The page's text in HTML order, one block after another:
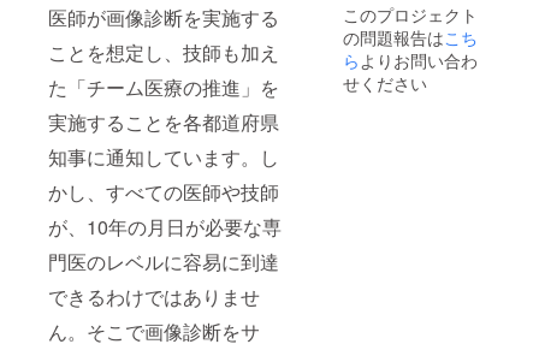
医師が画像診断を実施する
ことを想定し、技師も加え
た「チーム医療の推進」を
実施することを各都道府県
知事に通知しています。し
かし、すべての医師や技師
が、10年の月日が必要な専
門医のレベルに容易に到達
できるわけではありませ
ん。そこで画像診断をサ
このプロジェクト
の問題報告はこち
ら よりお問い合わ
せください